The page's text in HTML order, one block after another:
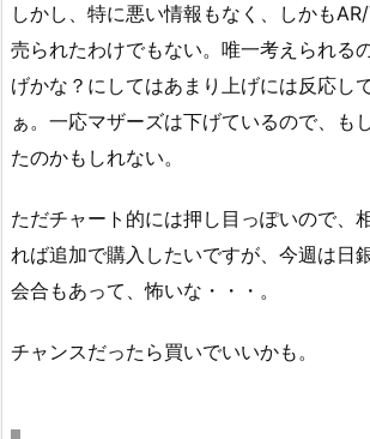
しかし、特に悪い情報もなく、しかも
売られたわけでもない。唯一考えられる
げかな？にしてはあまり上げには反応し
ぁ。一応マザーズは下げているので、も
たのかもしれない。
ただチャート的には押し目っぽいので、
れば追加で購入したいですが、今週は日
会合もあって、怖いな・・・。
チャンスだったら買いでいいかも。